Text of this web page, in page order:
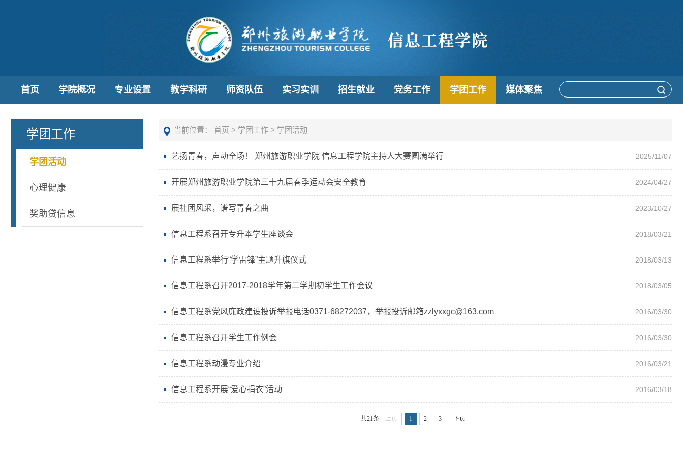
首页 学院概况 专业设置 教学科研 师资队伍 实习实训 招生就业 党务工作 学团工作 媒体聚焦
学团工作
学团活动
心理健康
奖助贷信息
当前位置： 首页 > 学团工作 > 学团活动
艺扬青春，声动全场！ 郑州旅游职业学院 信息工程学院主持人大赛圆满举行 2025/11/07
开展郑州旅游职业学院第三十九届春季运动会安全教育 2024/04/27
展社团风采，谱写青春之曲 2023/10/27
信息工程系召开专升本学生座谈会 2018/03/21
信息工程系举行“学雷锋”主题升旗仪式 2018/03/13
信息工程系召开2017-2018学年第二学期初学生工作会议 2018/03/05
信息工程系党风廉政建设投诉举报电话0371-68272037，举报投诉邮箱zzlyxxgc@163.com 2016/03/30
信息工程系召开学生工作例会 2016/03/30
信息工程系动漫专业介绍 2016/03/21
信息工程系开展“爱心捐衣”活动 2016/03/18
共21条 上页 1 2 3 下页